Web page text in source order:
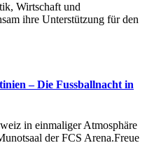
Wirtschaft und
ihre Unterstützung für den
– Die Fussballnacht in
in einmaliger Atmosphäre
der FCS Arena.Freue